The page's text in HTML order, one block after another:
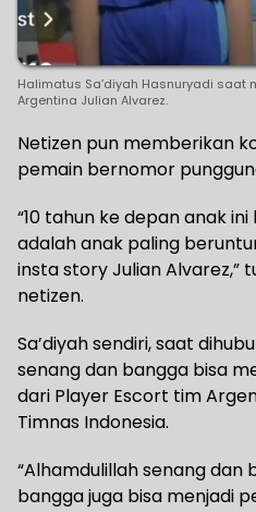
Halimatus Sa’diyah Hasnuryadi saat
Argentina Julian Alvarez.
Netizen pun memberikan
pemain bernomor
“10 tahun ke depan anak
adalah anak paling
insta story Julian Alvarez,”
netizen.
Sa’diyah sendiri, saat
senang dan bangga bisa
dari Player Escort tim
Timnas Indonesia.
“Alhamdulillah senang dan
bangga juga bisa menjadi